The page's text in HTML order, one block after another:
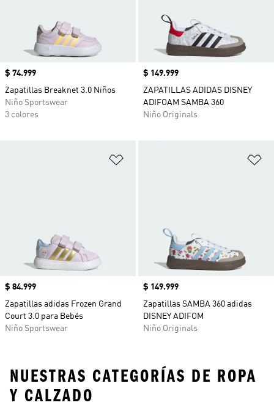
Precio
$ 74.999
Zapatillas Breaknet 3.0 Niños
Niño Sportswear
3 colores
Precio
$ 149.999
ZAPATILLAS ADIDAS DISNEY
ADIFOAM SAMBA 360
Niño Originals
Precio
$ 84.999
Zapatillas adidas Frozen Grand
Court 3.0 para Bebés
Niño Sportswear
Precio
$ 149.999
Zapatillas SAMBA 360 adidas
DISNEY ADIFOM
Niño Originals
NUESTRAS CATEGORÍAS DE ROPA
Y CALZADO